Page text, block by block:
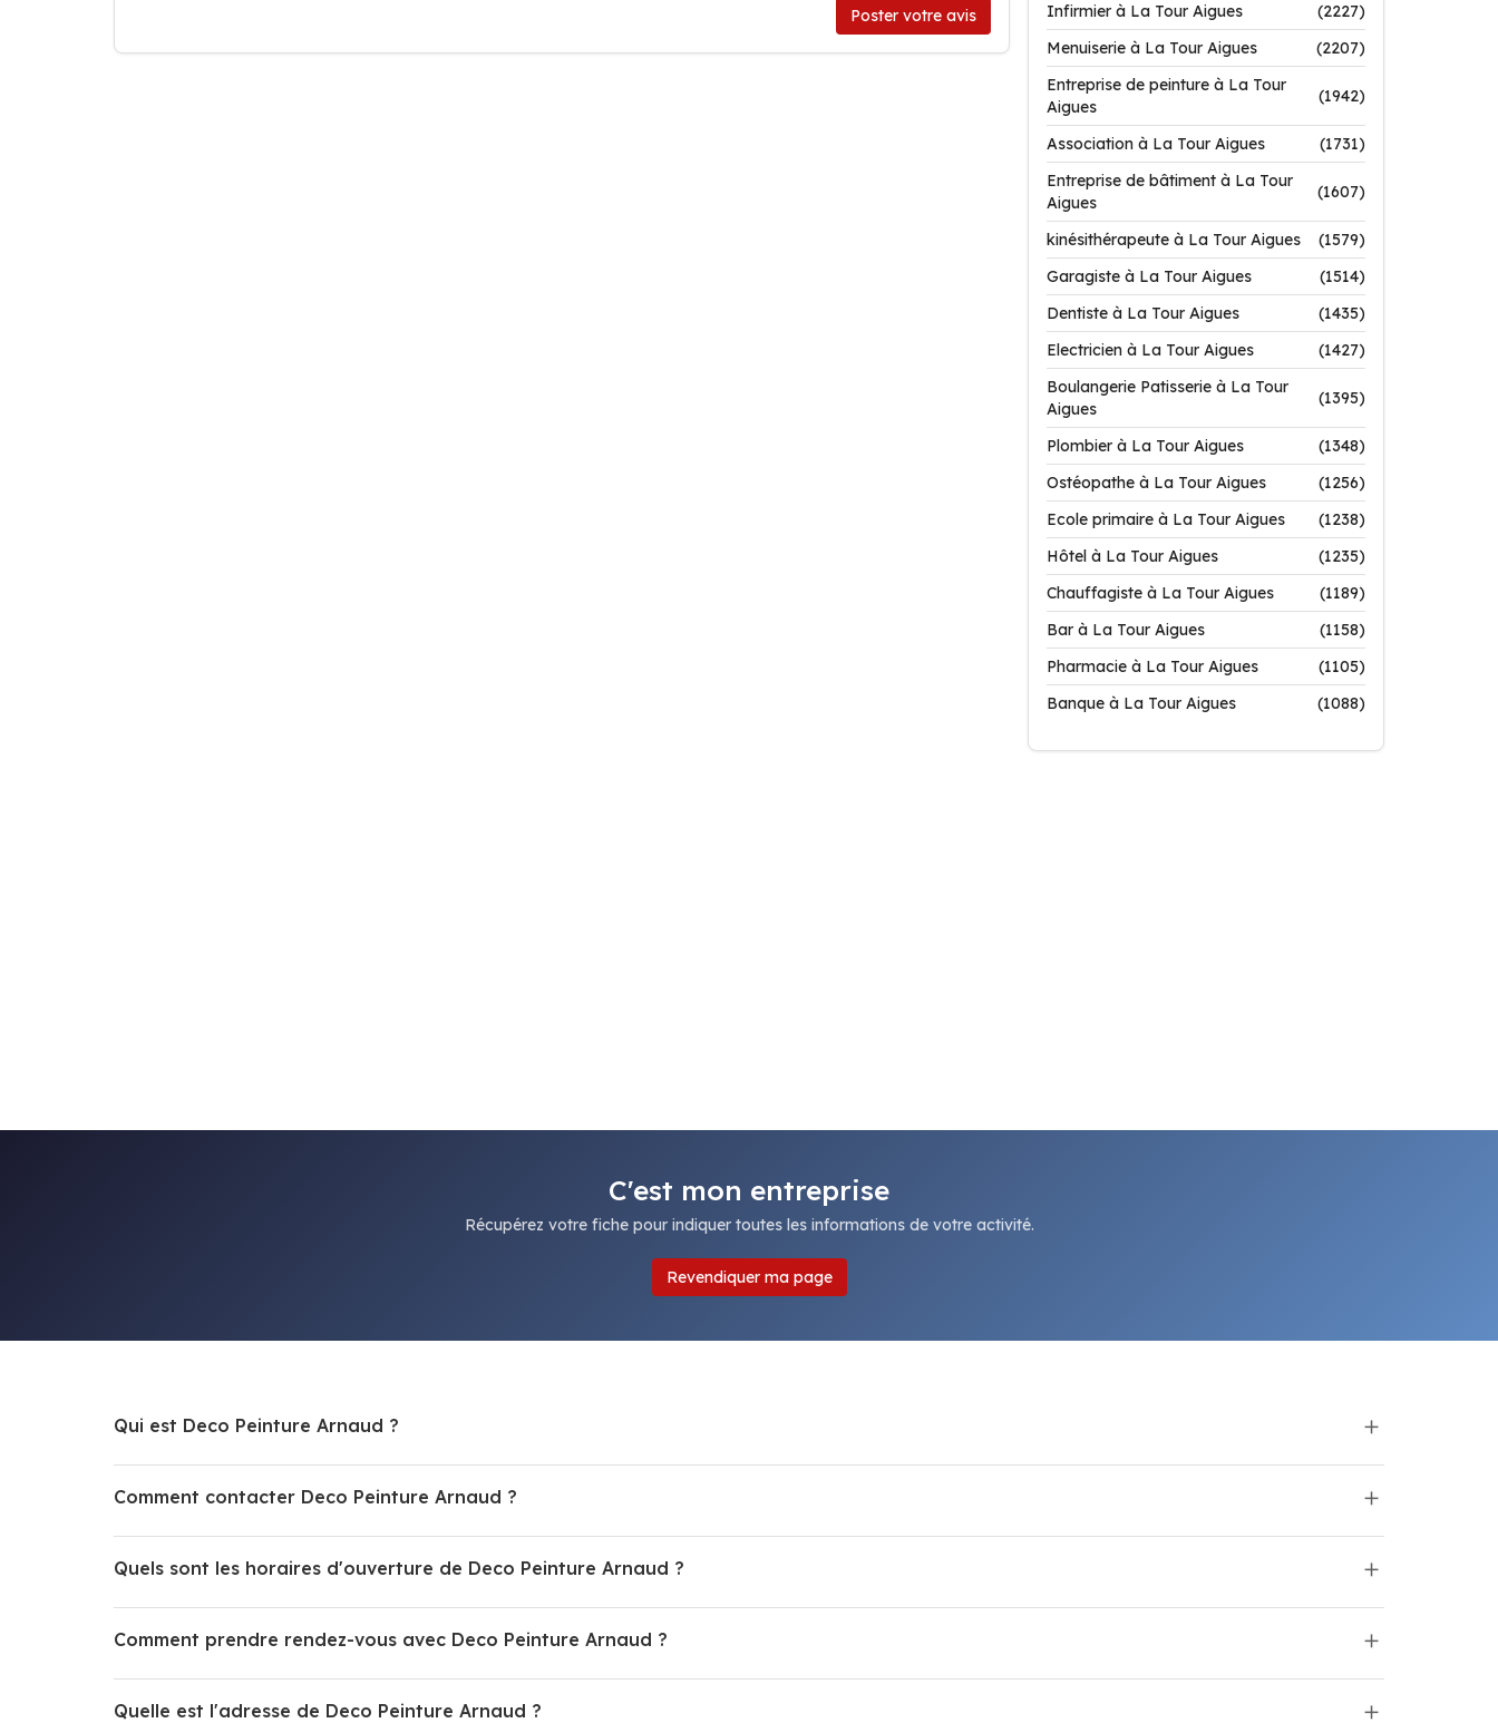
Poster votre avis
Infirmier à La Tour Aigues
(2227)
Menuiserie à La Tour Aigues
(2207)
Entreprise de peinture à La Tour
Aigues
(1942)
Association à La Tour Aigues
(1731)
Entreprise de bâtiment à La Tour
Aigues
(1607)
kinésithérapeute à La Tour Aigues
(1579)
Garagiste à La Tour Aigues
(1514)
Dentiste à La Tour Aigues
(1435)
Electricien à La Tour Aigues
(1427)
Boulangerie Patisserie à La Tour
Aigues
(1395)
Plombier à La Tour Aigues
(1348)
Ostéopathe à La Tour Aigues
(1256)
Ecole primaire à La Tour Aigues
(1238)
Hôtel à La Tour Aigues
(1235)
Chauffagiste à La Tour Aigues
(1189)
Bar à La Tour Aigues
(1158)
Pharmacie à La Tour Aigues
(1105)
Banque à La Tour Aigues
(1088)
C'est mon entreprise
Récupérez votre fiche pour indiquer toutes les informations de votre activité.
Revendiquer ma page
Qui est Deco Peinture Arnaud ?
Comment contacter Deco Peinture Arnaud ?
Quels sont les horaires d'ouverture de Deco Peinture Arnaud ?
Comment prendre rendez-vous avec Deco Peinture Arnaud ?
Quelle est l'adresse de Deco Peinture Arnaud ?